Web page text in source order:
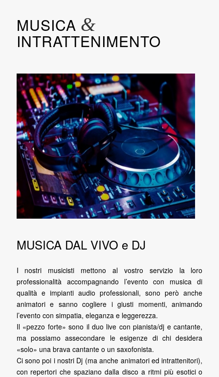
MUSICA &
INTRATTENIMENTO
MUSICA DAL VIVO e DJ
I nostri musicisti mettono al vostro servizio la loro
professionalità accompagnando l’evento con musica di
qualità e impianti audio professionali, sono però anche
animatori e sanno cogliere i giusti momenti, animando
l’evento con simpatia, eleganza e leggerezza.
Il «pezzo forte» sono il duo live con pianista/dj e cantante,
ma possiamo assecondare le esigenze di chi desidera
«solo» una brava cantante o un saxofonista.
Ci sono poi i nostri Dj (ma anche animatori ed intrattenitori),
con repertori che spaziano dalla disco a ritmi più esotici o